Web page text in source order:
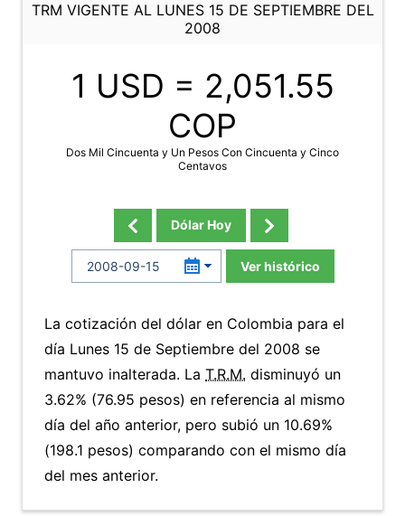
TRM VIGENTE AL LUNES 15 DE SEPTIEMBRE DEL
2008
1 USD = 2,051.55
COP
Dos Mil Cincuenta y Un Pesos Con Cincuenta y Cinco
Centavos
Dólar Hoy
Ver histórico
La cotización del dólar en Colombia para el
día Lunes 15 de Septiembre del 2008 se
mantuvo inalterada. La T.R.M. disminuyó un
3.62% (76.95 pesos) en referencia al mismo
día del año anterior, pero subió un 10.69%
(198.1 pesos) comparando con el mismo día
del mes anterior.